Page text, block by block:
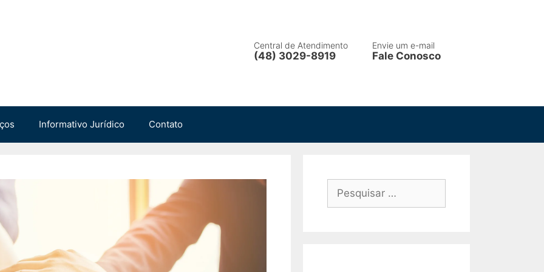
Central de Atendimento
(48) 3029-8919
Envie um e-mail
Fale Conosco
Informativo Jurídico Contato
Pesquisar